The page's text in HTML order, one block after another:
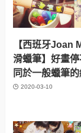
【西班牙Joan
滑蠟筆】好畫
同於一般蠟筆
2020-03-10